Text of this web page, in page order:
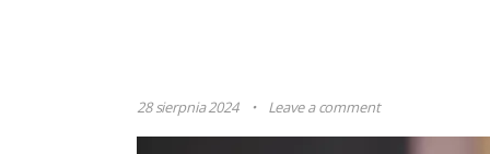
28 sierpnia 2024 Leave a comment